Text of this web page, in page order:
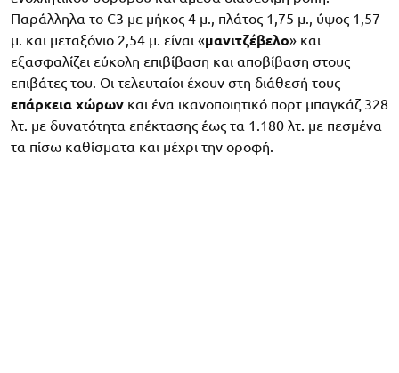
Παράλληλα το C3 με μήκος 4 μ., πλάτος 1,75 μ., ύψος 1,57
μ. και μεταξόνιο 2,54 μ. είναι «μανιτζέβελο» και
εξασφαλίζει εύκολη επιβίβαση και αποβίβαση στους
επιβάτες του. Οι τελευταίοι έχουν στη διάθεσή τους
επάρκεια χώρων και ένα ικανοποιητικό πορτ μπαγκάζ 328
λτ. με δυνατότητα επέκτασης έως τα 1.180 λτ. με πεσμένα
τα πίσω καθίσματα και μέχρι την οροφή.